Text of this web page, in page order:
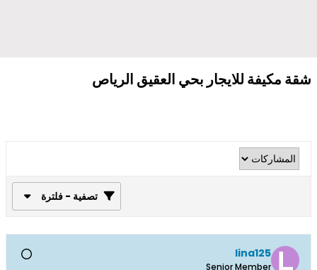
شقة مكيفة للايجار بحي العقيق الرياص
تصفية - فلترة
lina125
Senior Member